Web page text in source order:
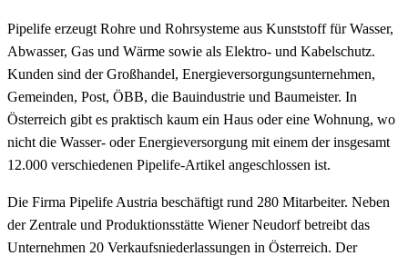
Pipelife erzeugt Rohre und Rohrsysteme aus Kunststoff für Wasser,
Abwasser, Gas und Wärme sowie als Elektro- und Kabelschutz.
Kunden sind der Großhandel, Energieversorgungsunternehmen,
Gemeinden, Post, ÖBB, die Bauindustrie und Baumeister. In
Österreich gibt es praktisch kaum ein Haus oder eine Wohnung, wo
nicht die Wasser- oder Energieversorgung mit einem der insgesamt
12.000 verschiedenen Pipelife-Artikel angeschlossen ist.
Die Firma Pipelife Austria beschäftigt rund 280 Mitarbeiter. Neben
der Zentrale und Produktionsstätte Wiener Neudorf betreibt das
Unternehmen 20 Verkaufsniederlassungen in Österreich. Der